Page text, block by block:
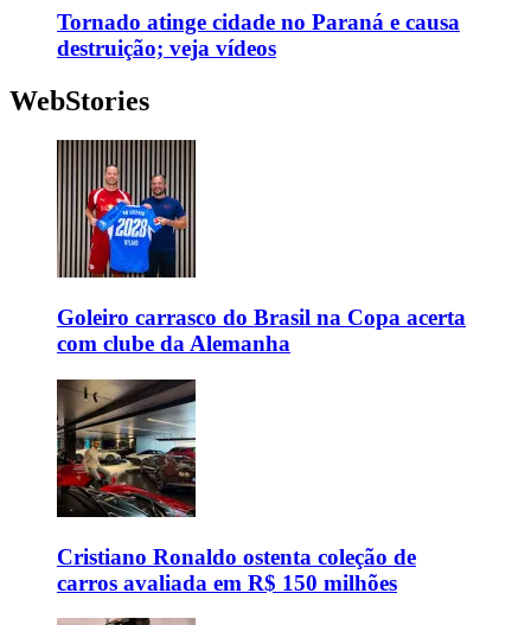
Tornado atinge cidade no Paraná e causa
destruição; veja vídeos
WebStories
Goleiro carrasco do Brasil na Copa acerta
com clube da Alemanha
Cristiano Ronaldo ostenta coleção de
carros avaliada em R$ 150 milhões